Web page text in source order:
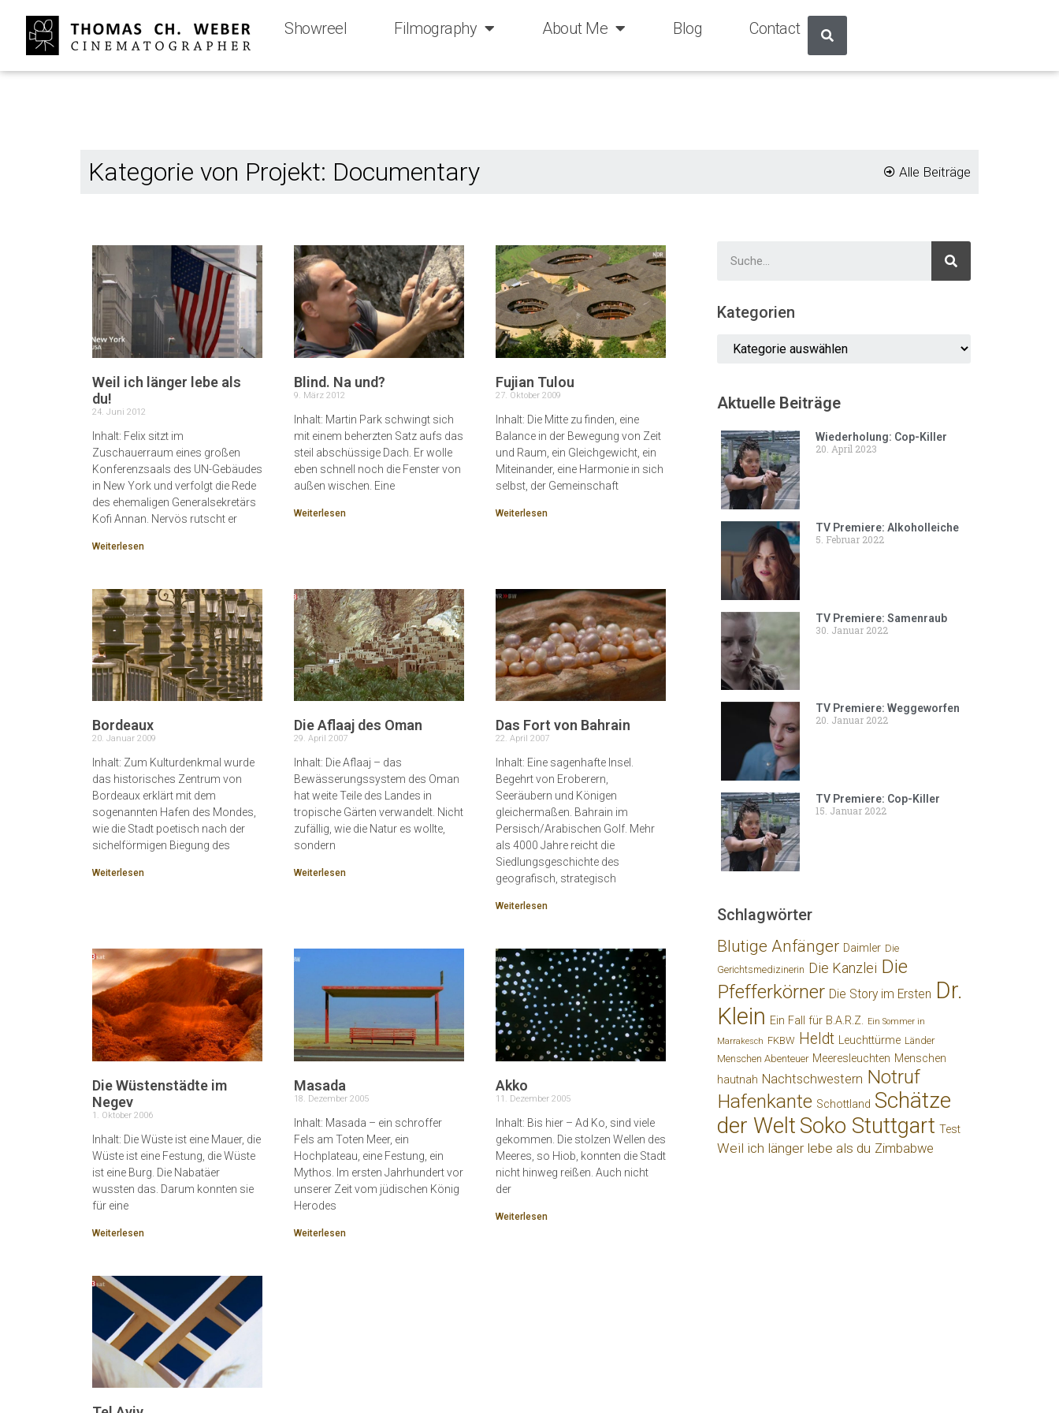
Showreel Filmography About Me Blog Contact
Kategorie von Projekt: Documentary Alle Beiträge
Weil ich länger lebe als
du!
24. Juni 2012
Inhalt: Felix sitzt im
Zuschauerraum eines großen
Konferenzsaals des UN-Gebäudes
in New York und verfolgt die Rede
des ehemaligen Generalsekretärs
Kofi Annan. Nervös rutscht er
Weiterlesen
Blind. Na und?
9. März 2012
Inhalt: Martin Park schwingt sich
mit einem beherzten Satz aufs das
steil abschüssige Dach. Er wolle
eben schnell noch die Fenster von
außen wischen. Eine
Weiterlesen
Fujian Tulou
27. Oktober 2009
Inhalt: Die Mitte zu finden, eine
Balance in der Bewegung von Zeit
und Raum, ein Gleichgewicht, ein
Miteinander, eine Harmonie in sich
selbst, der Gemeinschaft
Weiterlesen
Bordeaux
20. Januar 2009
Inhalt: Zum Kulturdenkmal wurde
das historisches Zentrum von
Bordeaux erklärt mit dem
sogenannten Hafen des Mondes,
wie die Stadt poetisch nach der
sichelförmigen Biegung des
Weiterlesen
Die Aflaaj des Oman
29. April 2007
Inhalt: Die Aflaaj – das
Bewässerungssystem des Oman
hat weite Teile des Landes in
tropische Gärten verwandelt. Nicht
zufällig, wie die Natur es wollte,
sondern
Weiterlesen
Das Fort von Bahrain
22. April 2007
Inhalt: Eine sagenhafte Insel.
Begehrt von Eroberern,
Seeräubern und Königen
gleichermaßen. Bahrain im
Persisch/Arabischen Golf. Mehr
als 4000 Jahre reicht die
Siedlungsgeschichte des
geografisch, strategisch
Weiterlesen
Die Wüstenstädte im
Negev
1. Oktober 2006
Inhalt: Die Wüste ist eine Mauer, die
Wüste ist eine Festung, die Wüste
ist eine Burg. Die Nabatäer
wussten das. Darum konnten sie
für eine
Weiterlesen
Masada
18. Dezember 2005
Inhalt: Masada – ein schroffer
Fels am Toten Meer, ein
Hochplateau, eine Festung, ein
Mythos. Im ersten Jahrhundert vor
unserer Zeit vom jüdischen König
Herodes
Weiterlesen
Akko
11. Dezember 2005
Inhalt: Bis hier – Ad Ko, sind viele
gekommen. Die stolzen Wellen des
Meeres, so Hiob, konnten die Stadt
nicht hinweg reißen. Auch nicht
der
Weiterlesen
Kategorien
Aktuelle Beiträge
Wiederholung: Cop-Killer
20. April 2023
TV Premiere: Alkoholleiche
5. Februar 2022
TV Premiere: Samenraub
30. Januar 2022
TV Premiere: Weggeworfen
20. Januar 2022
TV Premiere: Cop-Killer
15. Januar 2022
Schlagwörter
Blutige Anfänger Daimler Die
Gerichtsmedizinerin Die Kanzlei Die
Pfefferkörner Die Story im Ersten Dr.
Klein Ein Fall für B.A.R.Z. Ein Sommer in
Marrakesch FKBW Heldt Leuchttürme Länder
Menschen Abenteuer Meeresleuchten Menschen
hautnah Nachtschwestern Notruf
Hafenkante Schottland Schätze
der Welt Soko Stuttgart Test
Weil ich länger lebe als du Zimbabwe